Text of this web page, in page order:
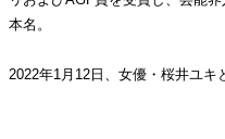
本名。
2022年1月12日、女優・桜井ユキ